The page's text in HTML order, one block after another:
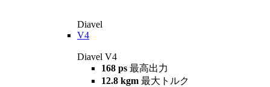
Diavel
V4
Diavel V4
168 ps 最高出力
12.8 kgm 最大トルク